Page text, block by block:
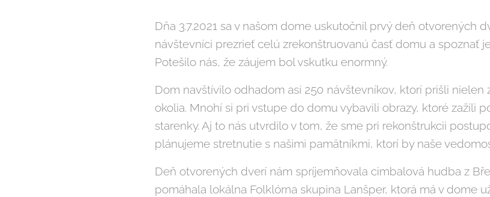
Dňa 3.7.2021 sa v našom dome uskutočnil prvý deň otvorených
návštevníci prezrieť celú zrekonštruovanú časť domu a spoznať
Potešilo nás, že záujem bol vskutku enormný.
Dom navštívilo odhadom asi 250 návštevníkov, ktorí prišli nielen
okolia. Mnohí si pri vstupe do domu vybavili obrazy, ktoré zažili
starenky. Aj to nás utvrdilo v tom, že sme pri rekonštrukcii
plánujeme stretnutie s našimi pamätníkmi, ktorí by naše
Deň otvorených dverí nám spríjemňovala cimbalová hudba z
pomáhala lokálna Folklórna skupina Lanšper, ktorá má v dome